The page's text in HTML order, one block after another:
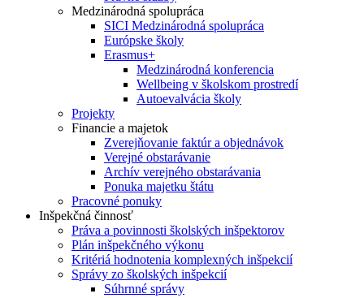
Medzinárodná spolupráca
SICI Medzinárodná spolupráca
Európske školy
Erasmus+
Medzinárodná konferencia
Wellbeing v školskom prostredí
Autoevalvácia školy
Projekty
Financie a majetok
Zverejňovanie faktúr a objednávok
Verejné obstarávanie
Archív verejného obstarávania
Ponuka majetku štátu
Pracovné ponuky
Inšpekčná činnosť
Práva a povinnosti školských inšpektorov
Plán inšpekčného výkonu
Kritériá hodnotenia komplexných inšpekcií
Správy zo školských inšpekcií
Súhrnné správy